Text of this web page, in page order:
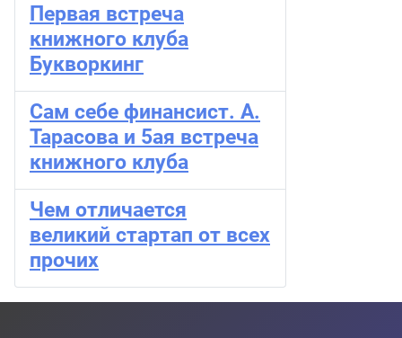
Первая встреча
книжного клуба
Букворкинг
Сам себе финансист. А.
Тарасова и 5ая встреча
книжного клуба
Чем отличается
великий стартап от всех
прочих